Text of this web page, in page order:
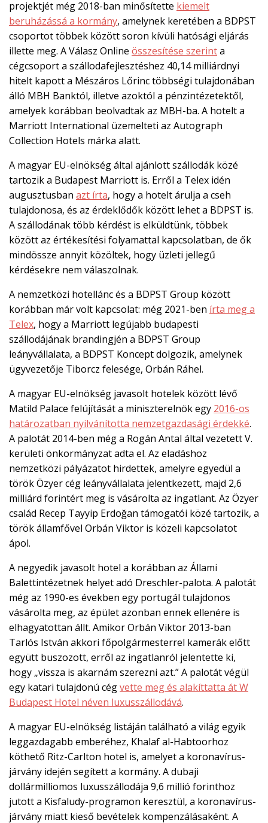
projektjét még 2018-ban minősítette kiemelt
beruházássá a kormány, amelynek keretében a BDPST
csoportot többek között soron kívüli hatósági eljárás
illette meg. A Válasz Online összesítése szerinta
cégcsoport a szállodafejlesztéshez 40,14 milliárdnyi
hitelt kapott a Mészáros Lőrinc többségi tulajdonában
álló MBH Banktól, illetve azoktól a pénzintézetektől,
amelyek korábban beolvadtak az MBH-ba. A hotelt a
Marriott International üzemelteti az Autograph
Collection Hotels márka alatt.
A magyar EU-elnökség által ajánlott szállodák közé
tartozik a Budapest Marriott is. Erről a Telex idén
augusztusban azt írta, hogy a hotelt árulja a cseh
tulajdonosa, és az érdeklődők között lehet a BDPST is.
A szállodának több kérdést is elküldtünk, többek
között az értékesítési folyamattal kapcsolatban, de ők
mindössze annyit közöltek, hogy üzleti jellegű
kérdésekre nem válaszolnak.
A nemzetközi hotellánc és a BDPST Group között
korábban már volt kapcsolat: még 2021-ben írta meg a
Telex, hogy a Marriott legújabb budapesti
szállodájának brandingjén a BDPST Group
leányvállalata, a BDPST Koncept dolgozik, amelynek
ügyvezetője Tiborcz felesége, Orbán Ráhel.
A magyar EU-elnökség javasolt hotelek között lévő
Matild Palace felújítását a miniszterelnök egy 2016-os
határozatban nyilvánította nemzetgazdasági érdekké.
A palotát 2014-ben még a Rogán Antal által vezetett V.
kerületi önkormányzat adta el. Az eladáshoz
nemzetközi pályázatot hirdettek, amelyre egyedül a
török Özyer cég leányvállalata jelentkezett, majd 2,6
milliárd forintért meg is vásárolta az ingatlant. Az Özyer
család Recep Tayyip Erdoğan támogatói közé tartozik, a
török államfővel Orbán Viktor is közeli kapcsolatot
ápol.
A negyedik javasolt hotel a korábban az Állami
Balettintézetnek helyet adó Dreschler-palota. A palotát
még az 1990-es években egy portugál tulajdonos
vásárolta meg, az épület azonban ennek ellenére is
elhagyatottan állt. Amikor Orbán Viktor 2013-ban
Tarlós István akkori főpolgármesterrel kamerák előtt
együtt buszozott, erről az ingatlanról jelentette ki,
hogy „vissza is akarnám szerezni azt.” A palotát végül
egy katari tulajdonú cégvette meg és alakíttatta át W
Budapest Hotel néven luxusszállodává.
A magyar EU-elnökség listáján található a világ egyik
leggazdagabb emberéhez, Khalaf al-Habtoorhoz
köthető Ritz-Carlton hotel is, amelyet a koronavírus-
járvány idején segített a kormány. A dubaji
dollármilliomos luxusszállodája 9,6 millió forinthoz
jutott a Kisfaludy-programon keresztül, a koronavírus-
járvány miatt kieső bevételek kompenzálásaként. A